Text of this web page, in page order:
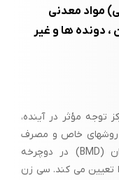
مخاط و استخوان
به روش بدون فلپ
مواد معدنی
، دونده ها و غیر
توجه مؤثر در آینده،
روشهای خاص و مصرف
کلسیم روی غلظت مواد معدنی استخوان (BMD) در دوچرخه
تعیین می کند. سی زن